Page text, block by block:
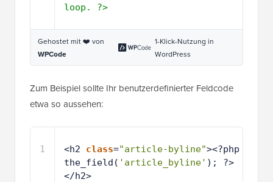
loop. ?>
Gehostet mit ❤️ von
WPCode
1-Klick-Nutzung in
WordPress
Zum Beispiel sollte Ihr benutzerdefinierter Feldcode
etwa so aussehen:
1 <h2 class="article-byline"><?php
the_field( 'article_byline' ); ?>
</h2>